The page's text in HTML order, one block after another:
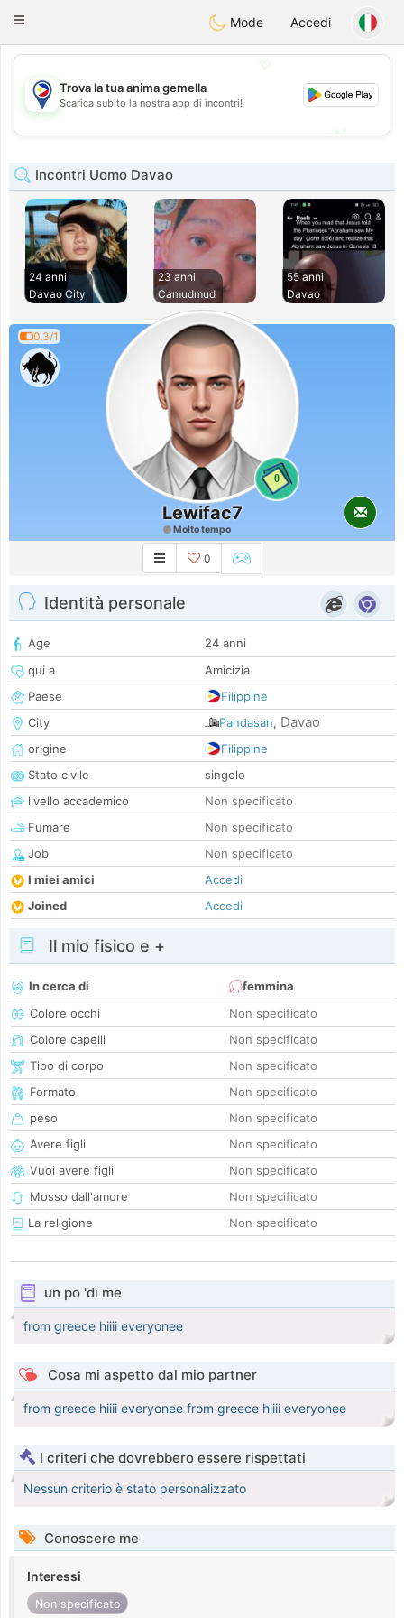
PhilippinesChat
Toggle
Mode Accedi
💖
💕
Trova la tua anima gemella
Scarica subito la nostra app di incontri!
Incontri Uomo Davao
24 anni
Davao City
23 anni
Camudmud
55 anni
Davao
0.3/1
0
Lewifac7
Molto tempo
0
Identità personale
Age
24 anni
qui a
Amicizia
Paese
Filippine
City
Pandasan, Davao
origine
Filippine
Stato civile
singolo
livello accademico
Non specificato
Fumare
Non specificato
Job
Non specificato
I miei amici
Accedi
Joined
Accedi
Il mio fisico e +
In cerca di
femmina
Colore occhi
Non specificato
Colore capelli
Non specificato
Tipo di corpo
Non specificato
Formato
Non specificato
peso
Non specificato
Avere figli
Non specificato
Vuoi avere figli
Non specificato
Mosso dall'amore
Non specificato
La religione
Non specificato
un po 'di me
from greece hiiii everyonee
Cosa mi aspetto dal mio partner
from greece hiiii everyonee from greece hiiii everyonee
I criteri che dovrebbero essere rispettati
Nessun criterio è stato personalizzato
Conoscere me
Interessi
Non specificato